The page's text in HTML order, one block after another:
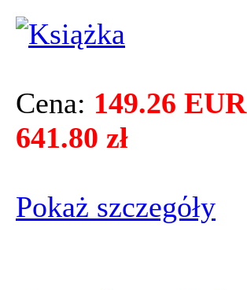
Cena: 149.26 EUR
641.80 zł
Pokaż szczegόły